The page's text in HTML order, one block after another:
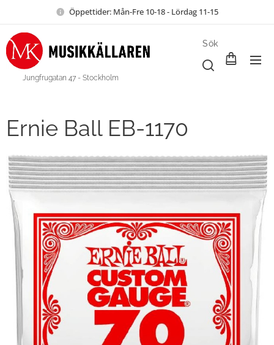
Öppettider: Mån-Fre 10-18 - Lördag 11-15
Jungfrugatan 47 - Stockholm
Sök
Ernie Ball EB-1170